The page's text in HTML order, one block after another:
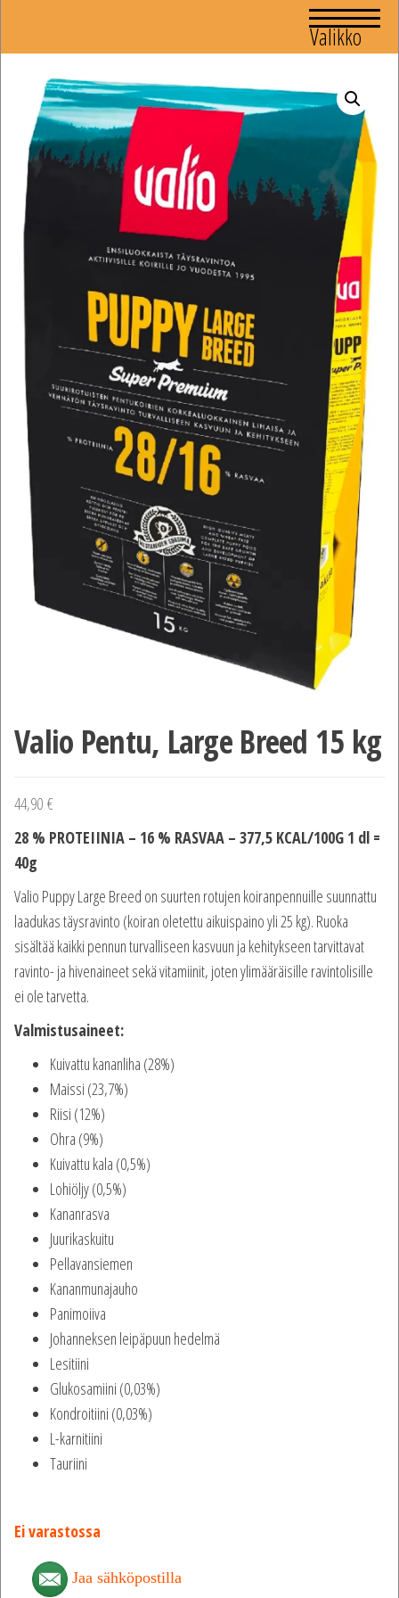
Valikko
Valio Pentu, Large Breed 15 kg
44,90 €
28 % PROTEIINIA – 16 % RASVAA – 377,5 KCAL/100G 1 dl =
40g
Valio Puppy Large Breed on suurten rotujen koiranpennuille suunnattu
laadukas täysravinto (koiran oletettu aikuispaino yli 25 kg). Ruoka
sisältää kaikki pennun turvalliseen kasvuun ja kehitykseen tarvittavat
ravinto- ja hivenaineet sekä vitamiinit, joten ylimääräisille ravintolisille
ei ole tarvetta.
Valmistusaineet:
Kuivattu kananliha (28%)
Maissi (23,7%)
Riisi (12%)
Ohra (9%)
Kuivattu kala (0,5%)
Lohiöljy (0,5%)
Kananrasva
Juurikaskuitu
Pellavansiemen
Kananmunajauho
Panimoiiva
Johanneksen leipäpuun hedelmä
Lesitiini
Glukosamiini (0,03%)
Kondroitiini (0,03%)
L-karnitiini
Tauriini
Ei varastossa
Jaa sähköpostilla